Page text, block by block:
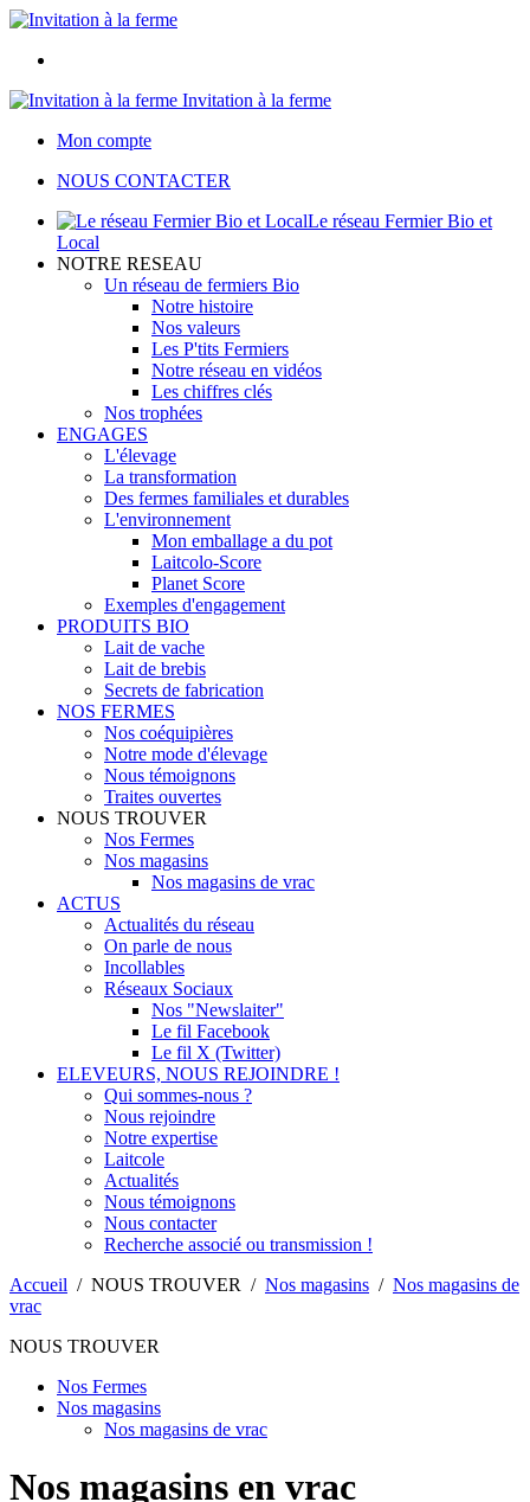
Invitation à la ferme
Mon compte
NOUS CONTACTER
Le réseau Fermier Bio et
Local
NOTRE RESEAU
Un réseau de fermiers Bio
Notre histoire
Nos valeurs
Les P'tits Fermiers
Notre réseau en vidéos
Les chiffres clés
Nos trophées
ENGAGES
L'élevage
La transformation
Des fermes familiales et durables
L'environnement
Mon emballage a du pot
Laitcolo-Score
Planet Score
Exemples d'engagement
PRODUITS BIO
Lait de vache
Lait de brebis
Secrets de fabrication
NOS FERMES
Nos coéquipières
Notre mode d'élevage
Nous témoignons
Traites ouvertes
NOUS TROUVER
Nos Fermes
Nos magasins
Nos magasins de vrac
ACTUS
Actualités du réseau
On parle de nous
Incollables
Réseaux Sociaux
Nos "Newslaiter"
Le fil Facebook
Le fil X (Twitter)
ELEVEURS, NOUS REJOINDRE !
Qui sommes-nous ?
Nous rejoindre
Notre expertise
Laitcole
Actualités
Nous témoignons
Nous contacter
Recherche associé ou transmission !
Accueil / NOUS TROUVER / Nos magasins / Nos magasins de
vrac
NOUS TROUVER
Nos Fermes
Nos magasins
Nos magasins de vrac
Nos magasins en vrac